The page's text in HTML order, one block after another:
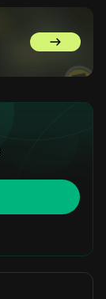
GemSlot